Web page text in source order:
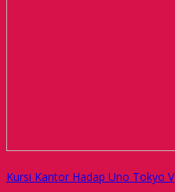
Kursi Kantor Hadap Uno Tokyo V